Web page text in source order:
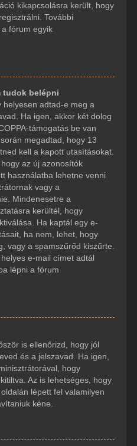
kikapcsolásra került, hogy
További
fórum egyik
tudok belépni
helyesen adtad-e meg a
Ha igen, akkor két dolog
támogatás be van
megadtad, hogy 13
kell a kapott utasításokat.
az új azonosítók
használatba lehetne venni
vagy a
Mindenesetre a
kerültél, hogy
Ha kaptál egy e-
ha nem, lehet, hogy
vagy a spamszűrőd kiszűrte.
e-mail címet adtál
lépni a fórum
is ellenőrizd, hogy jól
és a jelszavad. Ha igen,
hogy
Az is lehetséges, hogy
lépett fel valamilyen
kéne.